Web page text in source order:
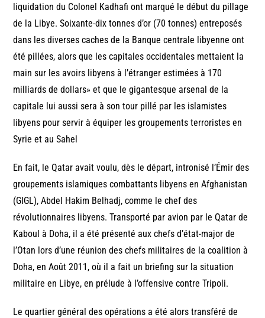
liquidation du Colonel Kadhafi ont marqué le début du pillage
de la Libye. Soixante-dix tonnes d’or (70 tonnes) entreposés
dans les diverses caches de la Banque centrale libyenne ont
été pillées, alors que les capitales occidentales mettaient la
main sur les avoirs libyens à l’étranger estimées à 170
milliards de dollars» et que le gigantesque arsenal de la
capitale lui aussi sera à son tour pillé par les islamistes
libyens pour servir à équiper les groupements terroristes en
Syrie et au Sahel
En fait, le Qatar avait voulu, dès le départ, intronisé l’Émir des
groupements islamiques combattants libyens en Afghanistan
(GIGL), Abdel Hakim Belhadj, comme le chef des
révolutionnaires libyens. Transporté par avion par le Qatar de
Kaboul à Doha, il a été présenté aux chefs d’état-major de
l’Otan lors d’une réunion des chefs militaires de la coalition à
Doha, en Août 2011, où il a fait un briefing sur la situation
militaire en Libye, en prélude à l’offensive contre Tripoli.
Le quartier général des opérations a été alors transféré de